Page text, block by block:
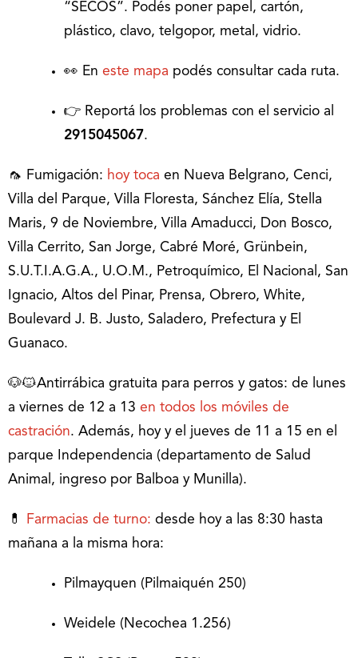
“SECOS”. Podés poner papel, cartón,
plástico, clavo, telgopor, metal, vidrio.
👀 En este mapa podés consultar cada ruta.
👉 Reportá los problemas con el servicio al
2915045067.
🦟 Fumigación: hoy toca en Nueva Belgrano, Cenci,
Villa del Parque, Villa Floresta, Sánchez Elía, Stella
Maris, 9 de Noviembre, Villa Amaducci, Don Bosco,
Villa Cerrito, San Jorge, Cabré Moré, Grünbein,
S.U.T.I.A.G.A., U.O.M., Petroquímico, El Nacional, San
Ignacio, Altos del Pinar, Prensa, Obrero, White,
Boulevard J. B. Justo, Saladero, Prefectura y El
Guanaco.
🐶🐱Antirrábica gratuita para perros y gatos: de lunes
a viernes de 12 a 13 en todos los móviles de
castración. Además, hoy y el jueves de 11 a 15 en el
parque Independencia (departamento de Salud
Animal, ingreso por Balboa y Munilla).
💊 Farmacias de turno: desde hoy a las 8:30 hasta
mañana a la misma hora:
Pilmayquen (Pilmaiquén 250)
Weidele (Necochea 1.256)